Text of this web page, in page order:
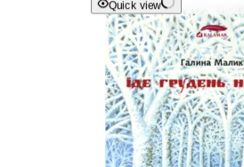
Quick view